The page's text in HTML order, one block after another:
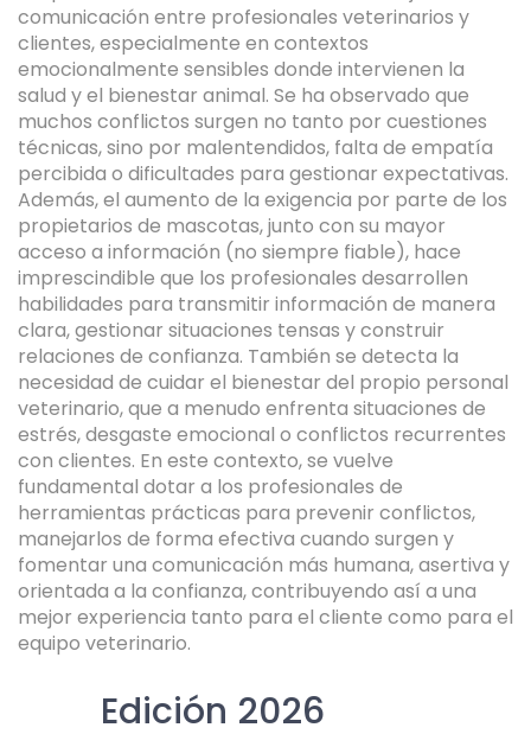
comunicación entre profesionales veterinarios y
clientes, especialmente en contextos
emocionalmente sensibles donde intervienen la
salud y el bienestar animal. Se ha observado que
muchos conflictos surgen no tanto por cuestiones
técnicas, sino por malentendidos, falta de empatía
percibida o dificultades para gestionar expectativas.
Además, el aumento de la exigencia por parte de los
propietarios de mascotas, junto con su mayor
acceso a información (no siempre fiable), hace
imprescindible que los profesionales desarrollen
habilidades para transmitir información de manera
clara, gestionar situaciones tensas y construir
relaciones de confianza. También se detecta la
necesidad de cuidar el bienestar del propio personal
veterinario, que a menudo enfrenta situaciones de
estrés, desgaste emocional o conflictos recurrentes
con clientes. En este contexto, se vuelve
fundamental dotar a los profesionales de
herramientas prácticas para prevenir conflictos,
manejarlos de forma efectiva cuando surgen y
fomentar una comunicación más humana, asertiva y
orientada a la confianza, contribuyendo así a una
mejor experiencia tanto para el cliente como para el
equipo veterinario.
Edición 2026